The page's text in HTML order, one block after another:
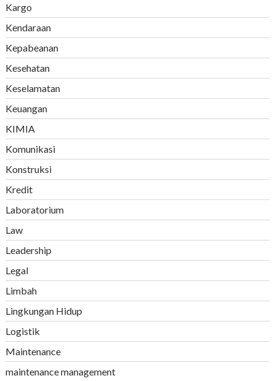
Kargo
Kendaraan
Kepabeanan
Kesehatan
Keselamatan
Keuangan
KIMIA
Komunikasi
Konstruksi
Kredit
Laboratorium
Law
Leadership
Legal
Limbah
Lingkungan Hidup
Logistik
Maintenance
maintenance management